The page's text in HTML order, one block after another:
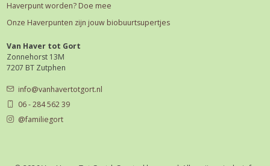
Haverpunt worden? Doe mee
Onze Haverpunten zijn jouw biobuurtsupertjes
Van Haver tot Gort
Zonnehorst 13M
7207 BT Zutphen
info@vanhavertotgort.nl
06 - 284 562 39
@familiegort